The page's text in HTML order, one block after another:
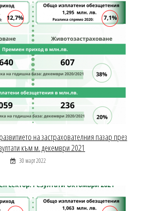
на застрахователния пазар през
към м. декември 2021
30 март 2022